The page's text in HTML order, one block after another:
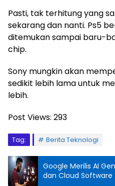
Pasti, tak terhitung yang
sekarang dan nanti. Ps5
ditemukan sampai baru-
chip.
Sony mungkin akan
sedikit lebih lama untuk
lebih.
Post Views: 293
Tag: Berita Teknologi
Google Merilis AI
dan Cloud Software